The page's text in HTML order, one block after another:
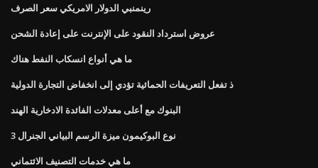
رينمنبي الدولار الامريكي سعر الصرف
عروض استرداد النقود على الإنترنت على إعادة الشحن
ما هي أنواع انسكاب النفط هناك
ذ تفعل التعريفات الحمائية تؤدي إلى انخفاض التجارة الدولية
البنوك مع أعلى معدلات الفائدة الادخارية الهند
نوع البوكيمون ميزة الرسم البياني الجنرال 3
ما هي خدمات التصنيف الائتماني